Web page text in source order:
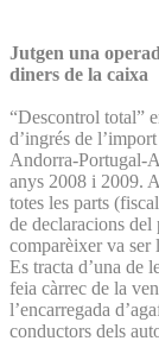
Jutgen una
diners de la caixa
“Descontrol total”
d’ingrés de
Andorra-Portugal-
anys 2008 i 2009.
totes les parts
de declaracions
comparèixer va ser
Es tracta d’una de
feia càrrec de la
l’encarregada
conductors dels